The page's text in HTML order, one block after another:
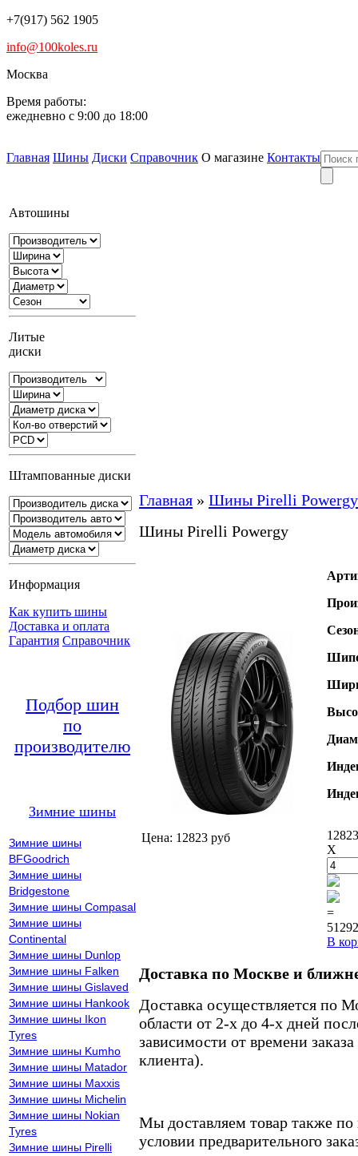
+7(917) 562 1905
info@100koles.ru
Москва
Время работы:
ежедневно с 9:00 до 18:00
Главная Шины Диски Справочник О магазине Контакты
Автошины
Литые
диски
Штампованные диски
Информация
Как купить шины
Доставка и оплата
Гарантия Справочник
Подбор шин
по
производителю
Зимние шины
Зимние шины
BFGoodrich
Зимние шины
Bridgestone
Зимние шины Compasal
Зимние шины
Continental
Зимние шины Dunlop
Зимние шины Falken
Зимние шины Gislaved
Зимние шины Hankook
Зимние шины Ikon
Tyres
Зимние шины Kumho
Зимние шины Matador
Зимние шины Maxxis
Зимние шины Michelin
Зимние шины Nokian
Tyres
Зимние шины Pirelli
Главная » Шины Pirelli Powergy
Шины Pirelli Powergy
Цена: 12823 руб
X
=
В
Доставка по Москве и
Доставка осуществляется по
области от 2-х до 4-х дней
зависимости от времени
клиента).
Мы доставляем товар также
условии предварительного